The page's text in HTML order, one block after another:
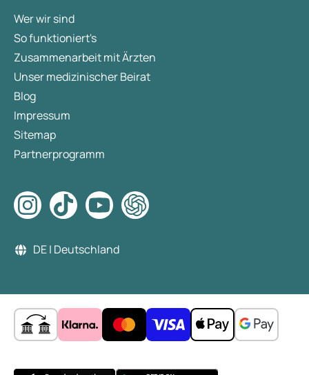
Wer wir sind
So funktioniert's
Zusammenarbeit mit Ärzten
Unser medizinischer Beirat
Blog
Impressum
Sitemap
Partnerprogramm
DE | Deutschland